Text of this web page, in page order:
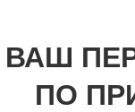
ВАШ
ПО